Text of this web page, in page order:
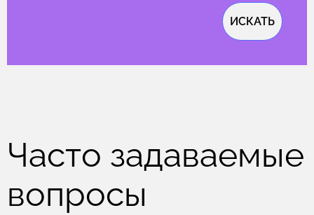
ИСКАТЬ
Часто задаваемые
вопросы